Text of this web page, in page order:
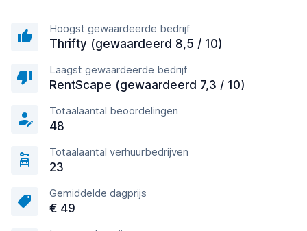
Hoogst gewaardeerde bedrijf
Thrifty (gewaardeerd 8,5 / 10)
Laagst gewaardeerde bedrijf
RentScape (gewaardeerd 7,3 / 10)
Totaalaantal beoordelingen
48
Totaalaantal verhuurbedrijven
23
Gemiddelde dagprijs
€ 49